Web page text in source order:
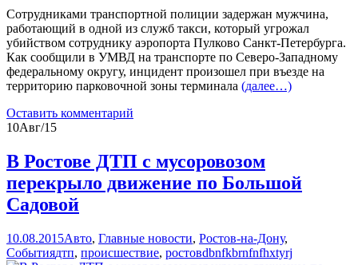
Сотрудниками транспортной полиции задержан мужчина,
работающий в одной из служб такси, который угрожал
убийством сотруднику аэропорта Пулково Санкт-Петербурга.
Как сообщили в УМВД на транспорте по Северо-Западному
федеральному округу, инцидент произошел при въезде на
территорию парковочной зоны терминала (далее…)
Оставить комментарий
10Авг/15
В Ростове ДТП с мусоровозом
перекрыло движение по Большой
Садовой
10.08.2015Авто, Главные новости, Ростов-на-Дону,
Событиядтп, происшествие, ростовdbnfkbrnfnfhxtyrj